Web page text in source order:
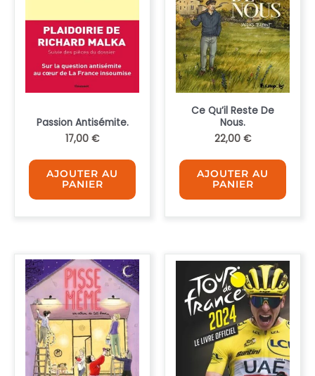
Passion Antisémite.
17,00 €
AJOUTER AU
PANIER
Ce Qu’il Reste De
Nous.
22,00 €
AJOUTER AU
PANIER